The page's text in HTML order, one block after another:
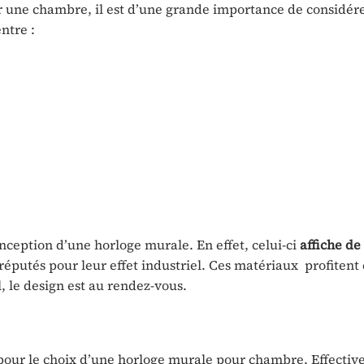
chambre, il est d’une grande importance de
:
d’une horloge murale. En effet, celui-ciaffiche de
pour leur effet industriel. Ces matériaux profitent
le design est au rendez-vous.
le choix d’une horloge murale pour chambre.